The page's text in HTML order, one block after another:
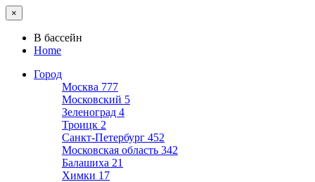
×
В бассейн
Home
Город
Москва 777
Московский 5
Зеленоград 4
Троицк 2
Санкт-Петербург 452
Московская область 342
Балашиха 21
Химки 17